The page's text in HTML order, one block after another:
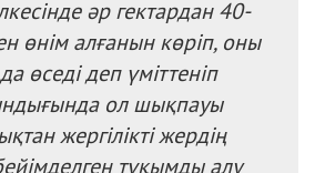
әр гектардан 40-
өнім алғанын көріп, оны
өседі деп үміттеніп
ол шықпауы
жергілікті жердің
тұқымды алу